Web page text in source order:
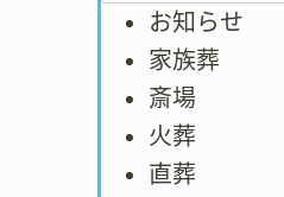
お知らせ
家族葬
斎場
火葬
直葬